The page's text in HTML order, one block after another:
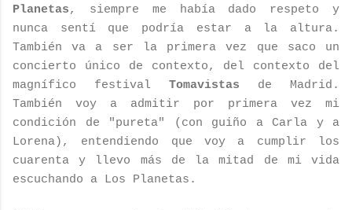
Planetas, siempre me había dado respeto y
nunca sentí que podría estar a la altura.
También va a ser la primera vez que saco un
concierto único de contexto, del contexto del
magnífico festival Tomavistas de Madrid.
También voy a admitir por primera vez mi
condición de "pureta" (con guiño a Carla y a
Lorena), entendiendo que voy a cumplir los
cuarenta y llevo más de la mitad de mi vida
escuchando a Los Planetas.